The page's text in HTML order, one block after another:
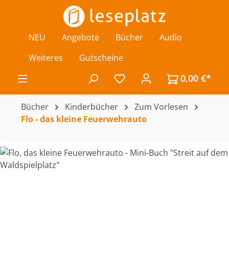
Zum Hauptinhalt springen
NEU Angebote Bücher
Audio
Weiteres
Gutscheine
Du hast 0 Produkte auf
0,00 €*
Bücher Kinderbücher
Zum Vorlesen
Flo - das kleine Feuerwehrauto
Bildergalerie überspringen